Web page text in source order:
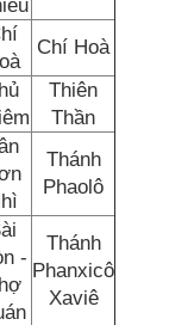
Chí Hoà
Thiên
Thần
Thánh
Phaolô
-
Thánh
Phanxicô
Xaviê